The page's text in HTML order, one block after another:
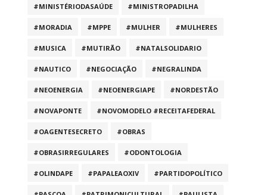
#MINISTÉRIODASAÚDE #MINISTROPADILHA
#MORADIA #MPPE #MULHER #MULHERES
#MUSICA #MUTIRÃO #NATALSOLIDARIO
#NAUTICO #NEGOCIAÇÃO #NEGRALINDA
#NEOENERGIA #NEOENERGIAPE #NORDESTÃO
#NOVAPONTE #NOVOMODELO #RECEITAFEDERAL
#OAGENTESECRETO #OBRAS
#OBRASIRREGULARES #ODONTOLOGIA
#OLINDAPE #PAPALEAOXIV #PARTIDOPOLÍTICO